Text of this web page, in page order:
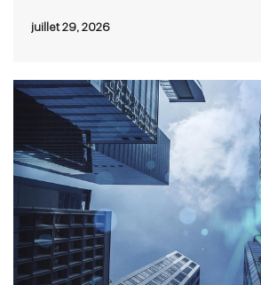
juillet 29, 2026